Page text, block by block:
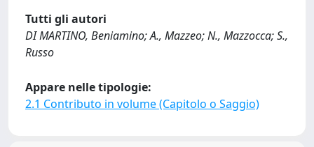
Tutti gli autori
DI MARTINO, Beniamino; A., Mazzeo; N., Mazzocca; S.,
Russo
Appare nelle tipologie:
2.1 Contributo in volume (Capitolo o Saggio)